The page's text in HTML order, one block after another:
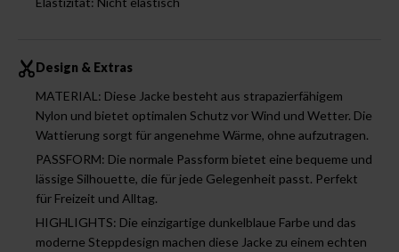
Design & Extras
MATERIAL: Diese Jacke besteht aus strapazierfähigem
Nylon und bietet optimalen Schutz vor Wind und Wetter. Die
Wattierung sorgt für angenehme Wärme, ohne aufzutragen.
PASSFORM: Die normale Passform bietet eine bequeme und
lässige Silhouette, die für jede Gelegenheit passt. Perfekt
für Freizeit und Alltag.
HIGHLIGHTS: Die einzigartige dunkelblaue Farbe und das
moderne Steppdesign machen diese Jacke zu einem echten